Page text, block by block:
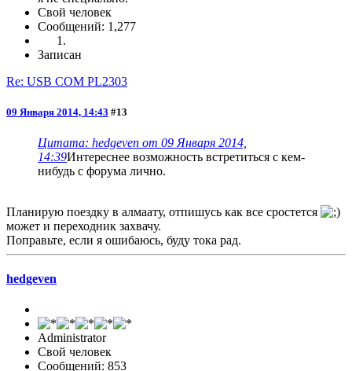
Свой человек
Сообщений: 1,277
Записан
Re: USB COM PL2303
09 Января 2014, 14:43 #13
Цитата: hedgeven от 09 Января 2014,
14:39Интереснее возможность встретиться с кем-
нибудь с форума лично.
Планирую поездку в алмаату, отпишусь как все сростется
может и переходник захвачу.
Поправьте, если я ошибаюсь, буду тока рад.
hedgeven
Administrator
Свой человек
Сообщений: 853